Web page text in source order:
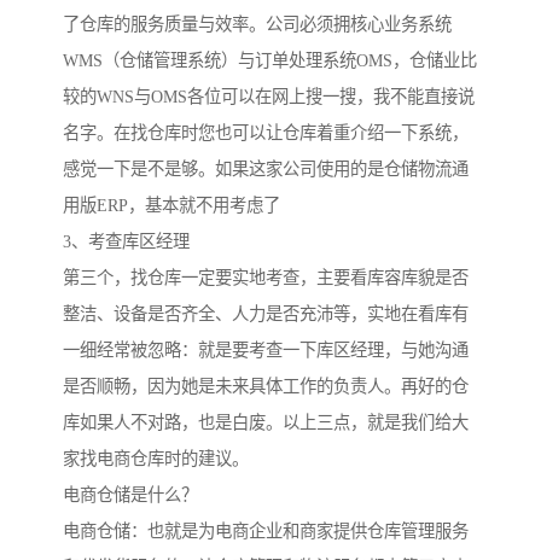
了仓库的服务质量与效率。公司必须拥核心业务系统
WMS（仓储管理系统）与订单处理系统OMS，仓储业比
较的WNS与OMS各位可以在网上搜一搜，我不能直接说
名字。在找仓库时您也可以让仓库着重介绍一下系统，
感觉一下是不是够。如果这家公司使用的是仓储物流通
用版ERP，基本就不用考虑了
3、考查库区经理
第三个，找仓库一定要实地考查，主要看库容库貌是否
整洁、设备是否齐全、人力是否充沛等，实地在看库有
一细经常被忽略：就是要考查一下库区经理，与她沟通
是否顺畅，因为她是未来具体工作的负责人。再好的仓
库如果人不对路，也是白废。以上三点，就是我们给大
家找电商仓库时的建议。
电商仓储是什么？
电商仓储：也就是为电商企业和商家提供仓库管理服务